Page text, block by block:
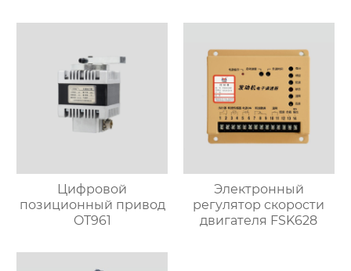
Цифровой
позиционный привод
OT961
Электронный
регулятор скорости
двигателя FSK628